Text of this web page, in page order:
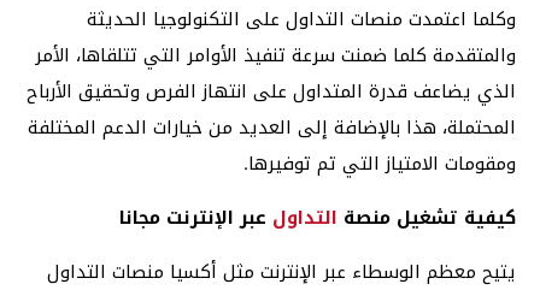
وكلما اعتمدت منصات التداول على التكنولوجيا الحديثة
والمتقدمة كلما ضمنت سرعة تنفيذ الأوامر التي تتلقاها، الأمر
الذي يضاعف قدرة المتداول على انتهاز الفرص وتحقيق الأرباح
المحتملة، هذا بالإضافة إلى العديد من خيارات الدعم المختلفة
ومقومات الامتياز التي تم توفيرها.
كيفية تشغيل منصة التداول عبر الإنترنت مجانا
يتيح معظم الوسطاء عبر الإنترنت مثل أكسيا منصات التداول